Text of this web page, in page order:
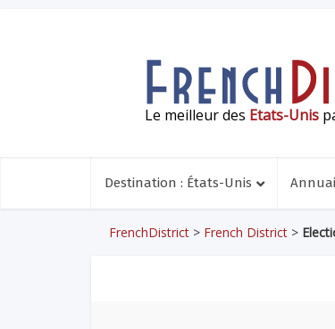
Le meilleur des Etats-Unis
Destination : États-Unis
FrenchDistrict > French District >